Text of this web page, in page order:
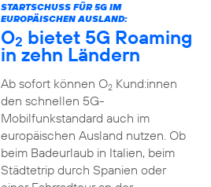
STARTSCHUSS FÜR 5G IM
EUROPÄISCHEN AUSLAND:
O2 bietet 5G Roaming
in zehn Ländern
Ab sofort können O2Kund:innen
den schnellen 5G-
Mobilfunkstandard auch im
europäischen Ausland nutzen. Ob
beim Badeurlaub in Italien, beim
Städtetrip durch Spanien oder